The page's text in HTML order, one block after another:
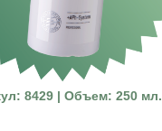
8429 | Объем: 250 мл.